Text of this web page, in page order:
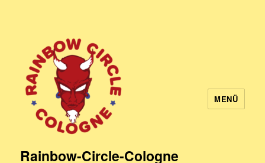
Rainbow-Circle-Cologne
MENÜ